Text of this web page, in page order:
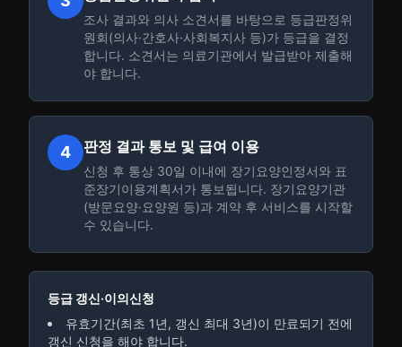
조사 결과와 의사 소견서를 바탕으로 등급판정위
원회(의사·간호사·사회복지사 등)가 등급을 결정
합니다. 소견서는 의료기관에서 발급받아 제출해
야 합니다.
4 판정 결과 통보 및 급여 이용
신청 후 통상 30일 이내에 장기요양인정서와 표
준장기이용계획서가 통보됩니다. 장기요양기관
(방문요양·요양원 등)과 계약 후 서비스를 시작할
수 있습니다.
등급 갱신·이의신청
유효기간(최초 1년, 갱신 최대 3년)이 만료되기 전에
갱신 신청을 해야 합니다.